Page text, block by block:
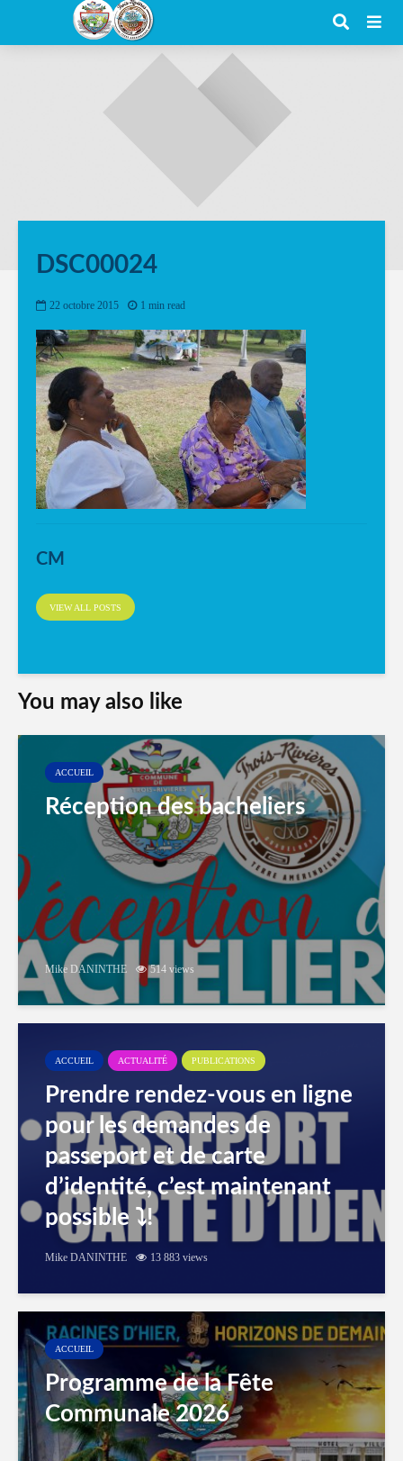
DSC00024
22 octobre 2015 1 min read
CM
VIEW ALL POSTS
You may also like
ACCUEIL
Réception des bacheliers
Mike DANINTHE 514 views
ACCUEIL ACTUALITÉ PUBLICATIONS
Prendre rendez-vous en ligne
pour les demandes de
passeport et de carte
d’identité, c’est maintenant
possible ⤵️!
Mike DANINTHE 13 883 views
ACCUEIL
Programme de la Fête
Communale 2026